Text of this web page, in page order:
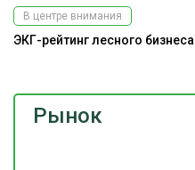
Рынок
В центре внимания
ЭКГ-рейтинг лесного бизнеса